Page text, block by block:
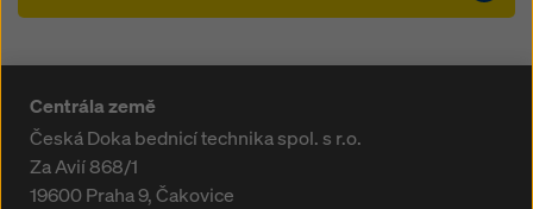
Centrála země
Česká Doka bednicí technika spol. s r.o.
Za Avií 868/1
19600Praha 9, Čakovice